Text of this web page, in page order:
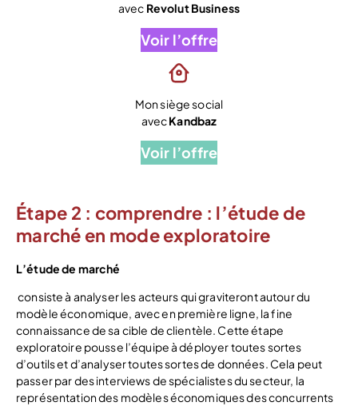
avec Revolut Business
Voir l’offre
Mon siège social
avecKandbaz
Voir l’offre
Étape 2 : comprendre : l’étude de
marché en mode exploratoire
L’étude de marché
consiste à analyser les acteurs qui graviteront autour du
modèle économique, avec en première ligne, la fine
connaissance de sa cible de clientèle. Cette étape
exploratoire pousse l’équipe à déployer toutes sortes
d’outils et d’analyser toutes sortes de données. Cela peut
passer par des interviews de spécialistes du secteur, la
représentation des modèles économiques des concurrents